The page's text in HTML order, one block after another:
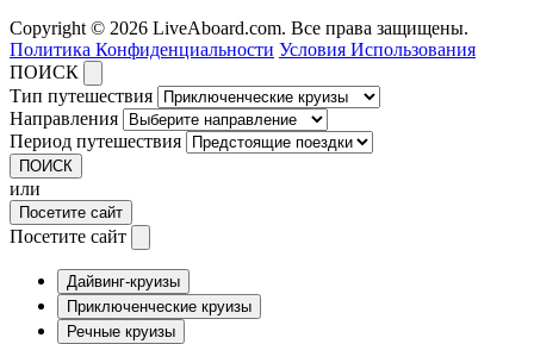
Copyright © 2026 LiveAboard.com. Все права защищены.
Политика Конфиденциальности Условия Использования
ПОИСК
Тип путешествия
Направления
Период путешествия
ПОИСК
или
Посетите сайт
Посетите сайт
Дайвинг-круизы
Приключенческие круизы
Речные круизы